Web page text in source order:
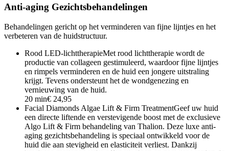
Anti-aging Gezichtsbehandelingen
Behandelingen gericht op het verminderen van fijne lijntjes en het
verbeteren van de huidstructuur.
Rood LED-lichttherapieMet rood lichttherapie wordt de
productie van collageen gestimuleerd, waardoor fijne lijntjes
en rimpels verminderen en de huid een jongere uitstraling
krijgt. Tevens ondersteunt het de wondgenezing en
vernieuwing van de huid.
20 min€ 24,95
Facial Diamonds Algae Lift & Firm TreatmentGeef uw huid
een directe liftende en verstevigende boost met de exclusieve
Algo Lift & Firm behandeling van Thalion. Deze luxe anti-
aging gezichtsbehandeling is speciaal ontwikkeld voor de
huid die aan stevigheid en elasticiteit verliest. Dankzij